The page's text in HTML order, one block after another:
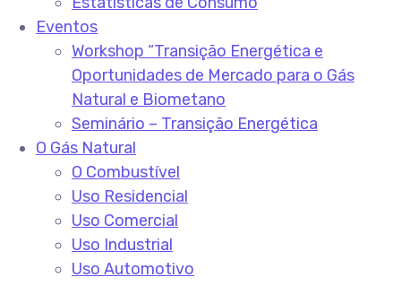
Eventos
Workshop “Transição Energética e
Oportunidades de Mercado para o Gás
Natural e Biometano
Seminário – Transição Energética
O Gás Natural
O Combustível
Uso Residencial
Uso Comercial
Uso Industrial
Uso Automotivo